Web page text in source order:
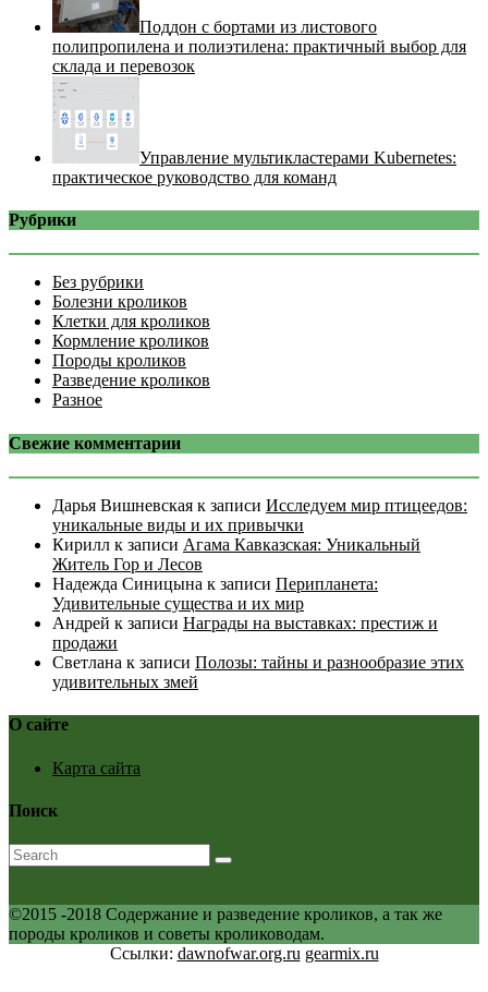
Поддон с бортами из листового
полипропилена и полиэтилена: практичный выбор для
склада и перевозок
Управление мультикластерами Kubernetes:
практическое руководство для команд
Рубрики
Без рубрики
Болезни кроликов
Клетки для кроликов
Кормление кроликов
Породы кроликов
Разведение кроликов
Разное
Свежие комментарии
Дарья Вишневская к записи Исследуем мир птицеедов:
уникальные виды и их привычки
Кирилл к записи Агама Кавказская: Уникальный
Житель Гор и Лесов
Надежда Синицына к записи Перипланета:
Удивительные существа и их мир
Андрей к записи Награды на выставках: престиж и
продажи
Светлана к записи Полозы: тайны и разнообразие этих
удивительных змей
О сайте
Карта сайта
Поиск
©2015 -2018 Содержание и разведение кроликов, а так же
породы кроликов и советы кролиководам.
Ссылки: dawnofwar.org.ru gearmix.ru